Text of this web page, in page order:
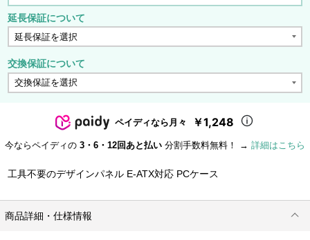
延長保証について
交換保証について
ペイディなら月々 ￥1,248
今ならペイディの 3・6・12回あと払い 分割手数料無料！ → 詳細はこちら
工具不要のデザインパネル E-ATX対応 PCケース
商品詳細・仕様情報